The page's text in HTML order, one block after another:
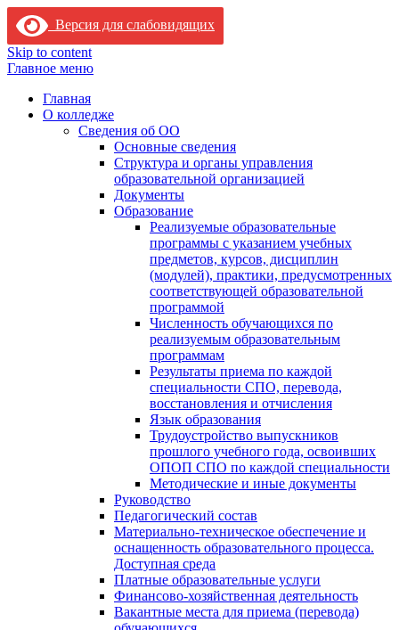
Версия для слабовидящих
Skip to content
Главное меню
Главная
О колледже
Сведения об ОО
Основные сведения
Структура и органы управления
образовательной организацией
Документы
Образование
Реализуемые образовательные
программы с указанием учебных
предметов, курсов, дисциплин
(модулей), практики, предусмотренных
соответствующей образовательной
программой
Численность обучающихся по
реализуемым образовательным
программам
Результаты приема по каждой
специальности СПО, перевода,
восстановления и отчисления
Язык образования
Трудоустройство выпускников
прошлого учебного года, освоивших
ОПОП СПО по каждой специальности
Методические и иные документы
Руководство
Педагогический состав
Материально-техническое обеспечение и
оснащенность образовательного процесса.
Доступная среда
Платные образовательные услуги
Финансово-хозяйственная деятельность
Вакантные места для приема (перевода)